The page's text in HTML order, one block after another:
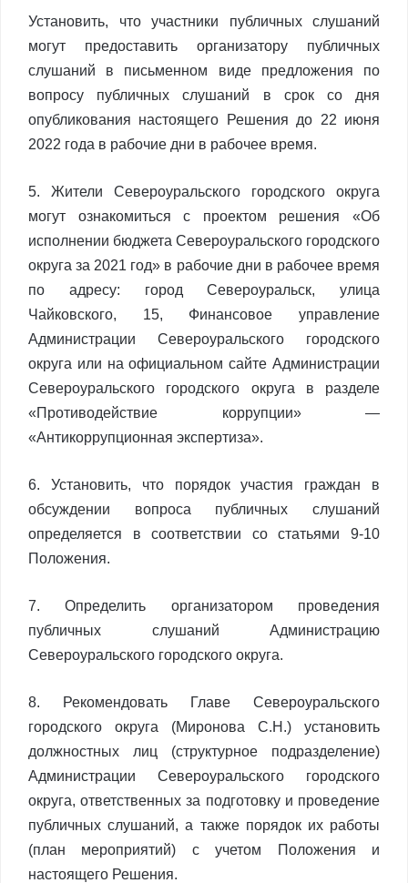
Установить, что участники публичных слушаний
могут предоставить организатору публичных
слушаний в письменном виде предложения по
вопросу публичных слушаний в срок со дня
опубликования настоящего Решения до 22 июня
2022 года в рабочие дни в рабочее время.
5. Жители Североуральского городского округа
могут ознакомиться с проектом решения «Об
исполнении бюджета Североуральского городского
округа за 2021 год» в рабочие дни в рабочее время
по адресу: город Североуральск, улица
Чайковского, 15, Финансовое управление
Администрации Североуральского городского
округа или на официальном сайте Администрации
Североуральского городского округа в разделе
«Противодействие коррупции» —
«Антикоррупционная экспертиза».
6. Установить, что порядок участия граждан в
обсуждении вопроса публичных слушаний
определяется в соответствии со статьями 9-10
Положения.
7. Определить организатором проведения
публичных слушаний Администрацию
Североуральского городского округа.
8. Рекомендовать Главе Североуральского
городского округа (Миронова С.Н.) установить
должностных лиц (структурное подразделение)
Администрации Североуральского городского
округа, ответственных за подготовку и проведение
публичных слушаний, а также порядок их работы
(план мероприятий) с учетом Положения и
настоящего Решения.